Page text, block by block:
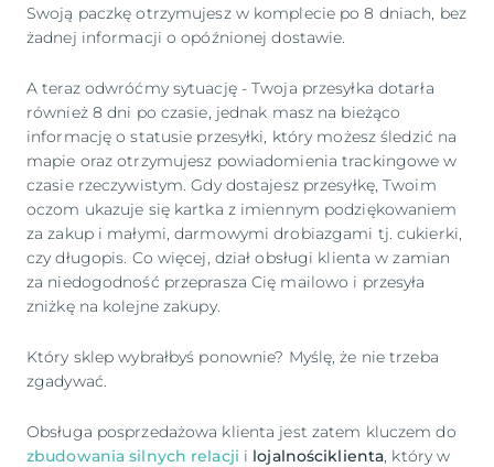
Swoją paczkę otrzymujesz w komplecie po 8 dniach, bez
żadnej informacji o opóźnionej dostawie.
A teraz odwróćmy sytuację - Twoja przesyłka dotarła
również 8 dni po czasie, jednak masz na bieżąco
informację o statusie przesyłki, który możesz śledzić na
mapie oraz otrzymujesz powiadomienia trackingowe w
czasie rzeczywistym. Gdy dostajesz przesyłkę, Twoim
oczom ukazuje się kartka z imiennym podziękowaniem
za zakup i małymi, darmowymi drobiazgami tj. cukierki,
czy długopis. Co więcej, dział obsługi klienta w zamian
za niedogodność przeprasza Cię mailowo i przesyła
zniżkę na kolejne zakupy.
Który sklep wybrałbyś ponownie? Myślę, że nie trzeba
zgadywać.
Obsługa posprzedażowa klienta jest zatem kluczem do
zbudowania silnych relacji i lojalnościklienta, który w